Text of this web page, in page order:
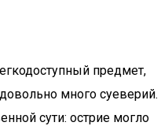
предмет,
много суеверий.
сути: острие могло